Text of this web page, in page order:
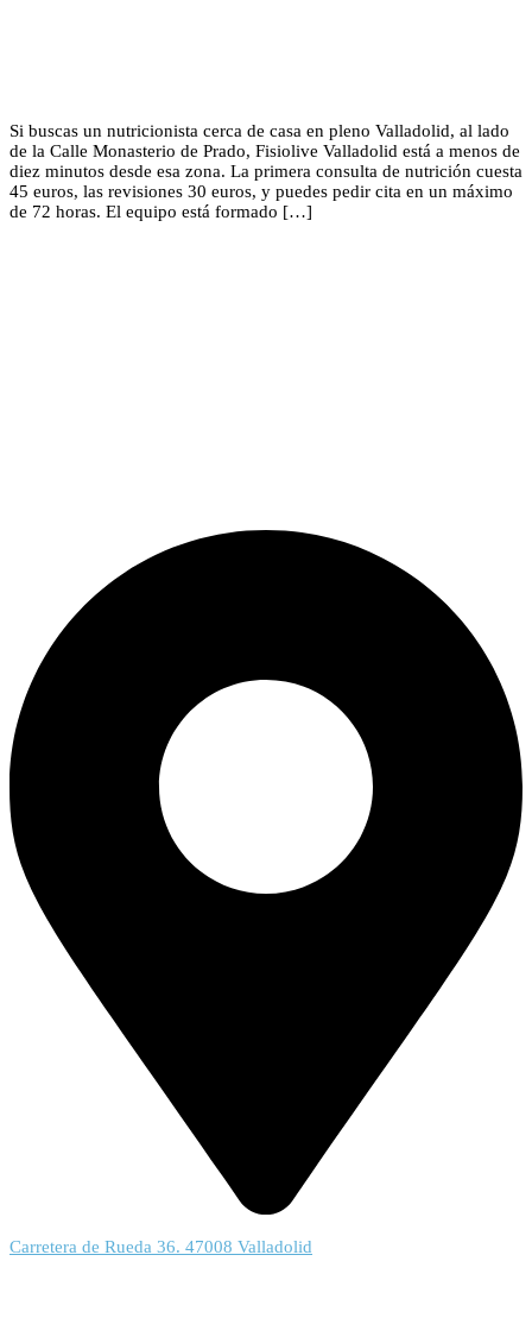
Si buscas un nutricionista cerca de casa en pleno Valladolid, al lado
de la Calle Monasterio de Prado, Fisiolive Valladolid está a menos de
diez minutos desde esa zona. La primera consulta de nutrición cuesta
45 euros, las revisiones 30 euros, y puedes pedir cita en un máximo
de 72 horas. El equipo está formado […]
Carretera de Rueda 36. 47008 Valladolid